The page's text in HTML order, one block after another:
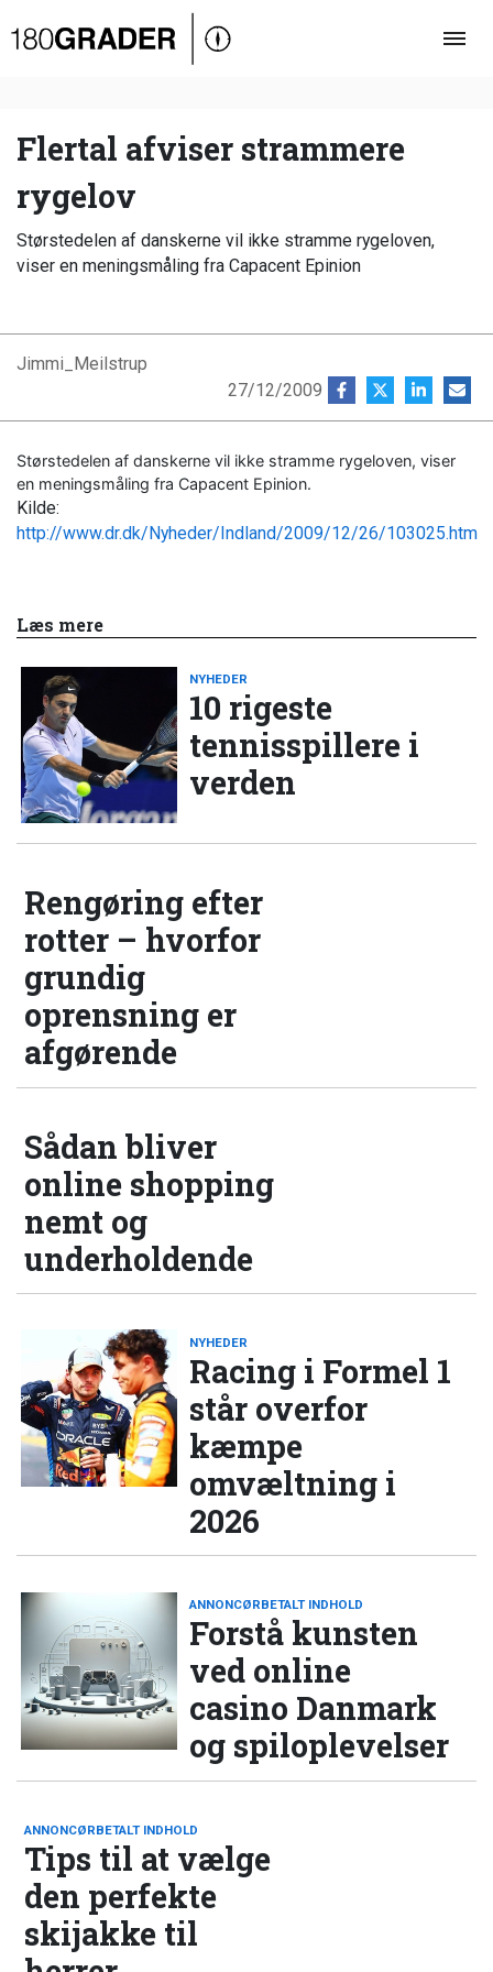
Oversigt
Debat
Video
Podcast
Flertal afviser strammere
rygelov
Størstedelen af danskerne vil ikke stramme rygeloven,
viser en meningsmåling fra Capacent Epinion
Jimmi_Meilstrup
27/12/2009
Størstedelen af danskerne vil ikke stramme rygeloven, viser
en meningsmåling fra Capacent Epinion.
Kilde:
http://www.dr.dk/Nyheder/Indland/2009/12/26/103025.htm
Læs mere
NYHEDER
10 rigeste
tennisspillere i
verden
Rengøring efter
rotter – hvorfor
grundig
oprensning er
afgørende
Sådan bliver
online shopping
nemt og
underholdende
NYHEDER
Racing i Formel 1
står overfor
kæmpe
omvæltning i
2026
ANNONCØRBETALT INDHOLD
Forstå kunsten
ved online
casino Danmark
og spiloplevelser
ANNONCØRBETALT INDHOLD
Tips til at vælge
den perfekte
skijakke til